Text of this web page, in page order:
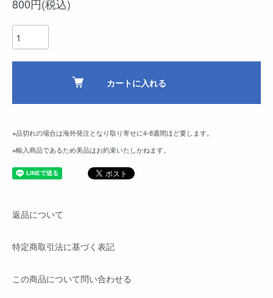
800円(税込)
カートに入れる
※品切れの場合は海外発注となり取り寄せに4-8週間ほど要します。
※輸入商品であるため美品はお約束いたしかねます。
返品について
特定商取引法に基づく表記
この商品について問い合わせる